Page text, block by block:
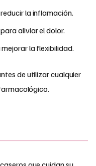
la inflamación.
aliviar el dolor.
la flexibilidad.
de utilizar cualquier